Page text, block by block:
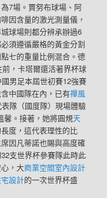
7場。賈努布球場、阿
因含量的激光測量儀，
球場則都分辨承辦過6
須遵循嚴格的黃金分割
七的重量比例混合。德
前，卡塔爾還活著界杯球
男足本屆世初賽12強賽
中國隊在內，已有禪風
隊（國度隊）現場體驗
馨。接著，她將圓規天
度，這代表理性的比
席因凡蒂諾也賜與高度確
支世界杯參賽隊此時此
，大商業空間室內設計
設計的一次世界杯盛